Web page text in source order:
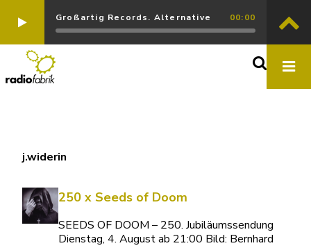
Großartig Records. Alternative 00:00
j.widerin
250 x Seeds of Doom
SEEDS OF DOOM – 250. Jubiläumssendung
Dienstag, 4. August ab 21:00 Bild: Bernhard